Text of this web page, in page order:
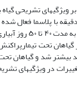
ویژگیهای تشریحی
۲۴ ساعت با آبی که به مدت ۵ دقیقه و
۲ بار در
گیاهان تحت
شد و گیاهان تحت
در ویژگیهای